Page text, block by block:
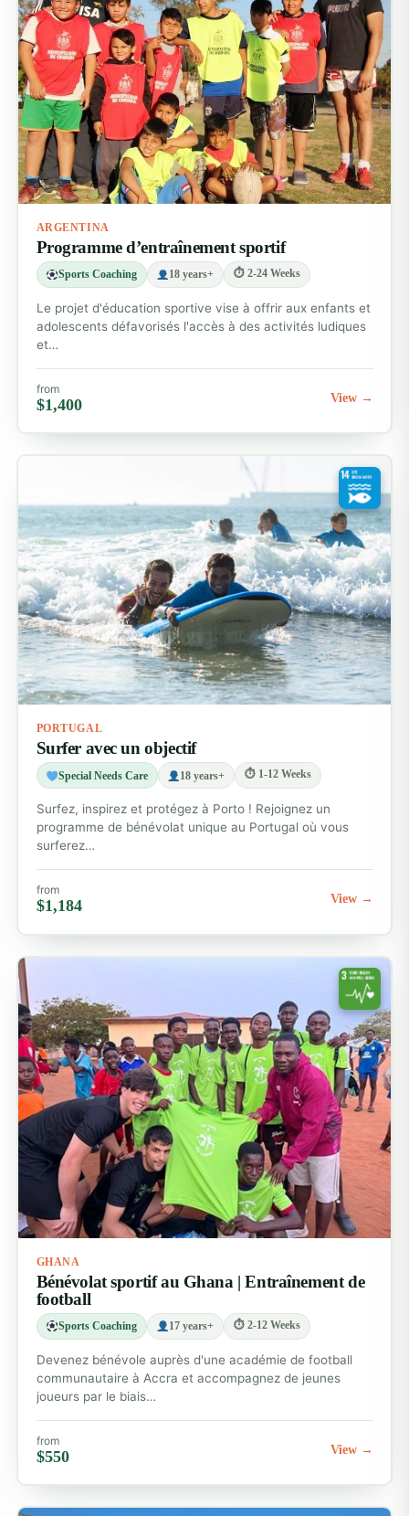
ARGENTINA
Programme d’entraînement sportif
Sports Coaching 18 years+ ⏱ 2-24 Weeks
Le projet d'éducation sportive vise à offrir aux enfants et
adolescents défavorisés l'accès à des activités ludiques
et…
from
$1,400 View →
PORTUGAL
Surfer avec un objectif
Special Needs Care 18 years+ ⏱ 1-12 Weeks
Surfez, inspirez et protégez à Porto ! Rejoignez un
programme de bénévolat unique au Portugal où vous
surferez…
from
$1,184 View →
GHANA
Bénévolat sportif au Ghana | Entraînement de
football
Sports Coaching 17 years+ ⏱ 2-12 Weeks
Devenez bénévole auprès d'une académie de football
communautaire à Accra et accompagnez de jeunes
joueurs par le biais…
from
$550 View →